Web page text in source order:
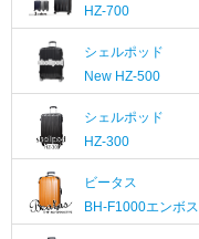
HZ-700
シェルポッド
New HZ-500
シェルポッド
HZ-300
ビータス
BH-F1000エンボス